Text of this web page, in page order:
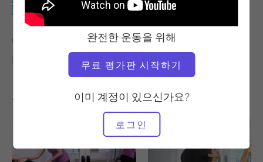
완전한 운동을 위해
무료 평가판 시작하기
이미 계정이 있으신가요?
로그인
캐딜락
다음에 대한 유사한 클래스 찾기
운다 의자 타워 캐딜락
좋아할 만한 다른 운동